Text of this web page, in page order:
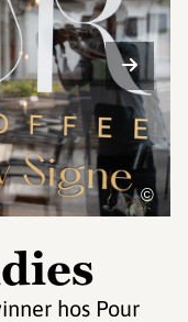
hos Pour
©